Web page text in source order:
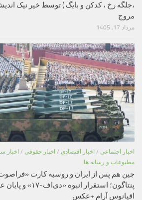
،جلگه رخ ، کدکن و بایگ ) توسط خیر نیک
مروج
مرداد 17, 1405
اخبار اجتماعی / اخبار اقتصادی / اخبار حقوقی / اخبار
مطبوعات و رسانه ها
چین هم پس از ایران و روسیه کارت
پنتاگون؛ استقرار
اقیانوس آرام +عکس